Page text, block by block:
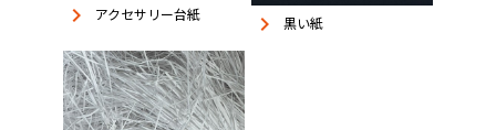
keyboard_arrow_right アクセサリー台紙 keyboard_arrow_right 黒い紙